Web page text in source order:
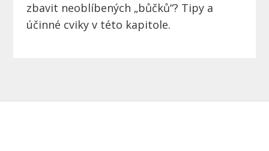
zbavit neoblíbených „bůčků“? Tipy a
účinné cviky v této kapitole.